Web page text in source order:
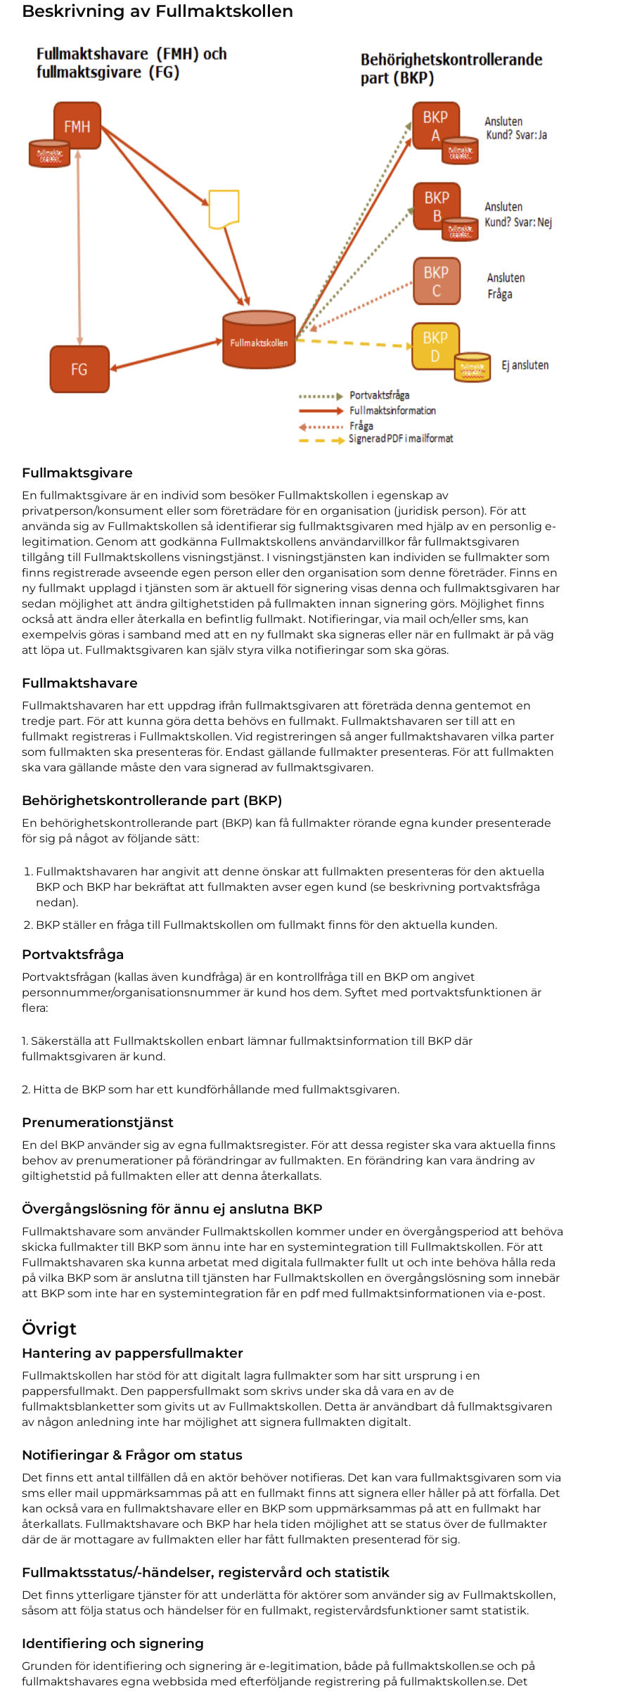
Beskrivning av Fullmaktskollen
Fullmaktsgivare
En fullmaktsgivare är en individ som besöker Fullmaktskollen i egenskap av
privatperson/konsument eller som företrädare för en organisation (juridisk person). För att
använda sig av Fullmaktskollen så identifierar sig fullmaktsgivaren med hjälp av en personlig e-
legitimation. Genom att godkänna Fullmaktskollens användarvillkor får fullmaktsgivaren
tillgång till Fullmaktskollens visningstjänst. I visningstjänsten kan individen se fullmakter som
finns registrerade avseende egen person eller den organisation som denne företräder. Finns en
ny fullmakt upplagd i tjänsten som är aktuell för signering visas denna och fullmaktsgivaren har
sedan möjlighet att ändra giltighetstiden på fullmakten innan signering görs. Möjlighet finns
också att ändra eller återkalla en befintlig fullmakt. Notifieringar, via mail och/eller sms, kan
exempelvis göras i samband med att en ny fullmakt ska signeras eller när en fullmakt är på väg
att löpa ut. Fullmaktsgivaren kan själv styra vilka notifieringar som ska göras.
Fullmaktshavare
Fullmaktshavaren har ett uppdrag ifrån fullmaktsgivaren att företräda denna gentemot en
tredje part. För att kunna göra detta behövs en fullmakt. Fullmaktshavaren ser till att en
fullmakt registreras i Fullmaktskollen. Vid registreringen så anger fullmaktshavaren vilka parter
som fullmakten ska presenteras för. Endast gällande fullmakter presenteras. För att fullmakten
ska vara gällande måste den vara signerad av fullmaktsgivaren.
Behörighetskontrollerande part (BKP)
En behörighetskontrollerande part (BKP) kan få fullmakter rörande egna kunder presenterade
för sig på något av följande sätt:
Fullmaktshavaren har angivit att denne önskar att fullmakten presenteras för den aktuella
BKP och BKP har bekräftat att fullmakten avser egen kund (se beskrivning portvaktsfråga
nedan).
BKP ställer en fråga till Fullmaktskollen om fullmakt finns för den aktuella kunden.
Portvaktsfråga
Portvaktsfrågan (kallas även kundfråga) är en kontrollfråga till en BKP om angivet
personnummer/organisationsnummer är kund hos dem. Syftet med portvaktsfunktionen är
flera:
1. Säkerställa att Fullmaktskollen enbart lämnar fullmaktsinformation till BKP där
fullmaktsgivaren är kund.
2. Hitta de BKP som har ett kundförhållande med fullmaktsgivaren.
Prenumerationstjänst
En del BKP använder sig av egna fullmaktsregister. För att dessa register ska vara aktuella finns
behov av prenumerationer på förändringar av fullmakten. En förändring kan vara ändring av
giltighetstid på fullmakten eller att denna återkallats.
Övergångslösning för ännu ej anslutna BKP
Fullmaktshavare som använder Fullmaktskollen kommer under en övergångsperiod att behöva
skicka fullmakter till BKP som ännu inte har en systemintegration till Fullmaktskollen. För att
Fullmaktshavaren ska kunna arbetat med digitala fullmakter fullt ut och inte behöva hålla reda
på vilka BKP som är anslutna till tjänsten har Fullmaktskollen en övergångslösning som innebär
att BKP som inte har en systemintegration får en pdf med fullmaktsinformationen via e-post.
Övrigt
Hantering av pappersfullmakter
Fullmaktskollen har stöd för att digitalt lagra fullmakter som har sitt ursprung i en
pappersfullmakt. Den pappersfullmakt som skrivs under ska då vara en av de
fullmaktsblanketter som givits ut av Fullmaktskollen. Detta är användbart då fullmaktsgivaren
av någon anledning inte har möjlighet att signera fullmakten digitalt.
Notifieringar & Frågor om status
Det finns ett antal tillfällen då en aktör behöver notifieras. Det kan vara fullmaktsgivaren som via
sms eller mail uppmärksammas på att en fullmakt finns att signera eller håller på att förfalla. Det
kan också vara en fullmaktshavare eller en BKP som uppmärksammas på att en fullmakt har
återkallats. Fullmaktshavare och BKP har hela tiden möjlighet att se status över de fullmakter
där de är mottagare av fullmakten eller har fått fullmakten presenterad för sig.
Fullmaktsstatus/-händelser, registervård och statistik
Det finns ytterligare tjänster för att underlätta för aktörer som använder sig av Fullmaktskollen,
såsom att följa status och händelser för en fullmakt, registervårdsfunktioner samt statistik.
Identifiering och signering
Grunden för identifiering och signering är e-legitimation, både på fullmaktskollen.se och på
fullmaktshavares egna webbsida med efterföljande registrering på fullmaktskollen.se. Det